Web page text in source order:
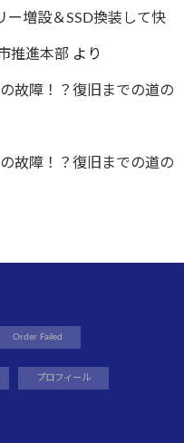
ー増設＆SSD換装して快
推進本部 より
故障！？復旧までの道の
故障！？復旧までの道の
Order Failed
プロフィール